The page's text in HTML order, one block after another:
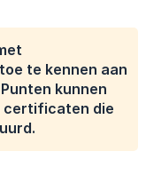
te kennen aan
kunnen
certificaten die